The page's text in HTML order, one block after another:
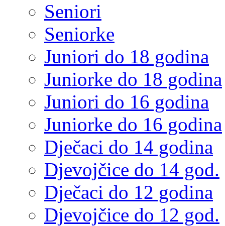
Seniori
Seniorke
Juniori do 18 godina
Juniorke do 18 godina
Juniori do 16 godina
Juniorke do 16 godina
Dječaci do 14 godina
Djevojčice do 14 god.
Dječaci do 12 godina
Djevojčice do 12 god.